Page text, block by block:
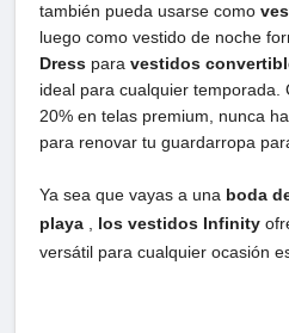
también pueda usarse como
luego como vestido de noche
Dress para vestidos
ideal para cualquier temporada.
20% en telas premium, nunca
para renovar tu guardarropa
Ya sea que vayas a una boda
playa , los vestidos Infinity
versátil para cualquier ocasión